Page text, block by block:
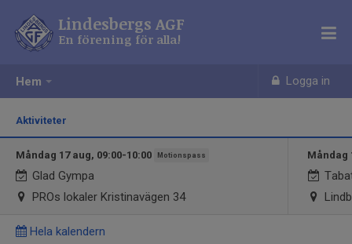
Hem Logga in
Lindesbergs AGF
En förening för alla!
Aktiviteter
Måndag 17 aug, 09:00-10:00 Motionspass
Glad Gympa
PROs lokaler Kristinavägen 34
Måndag
Hela kalendern